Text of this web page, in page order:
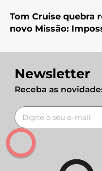
Tom Cruise quebra
novo Missão:
Newsletter
Receba as